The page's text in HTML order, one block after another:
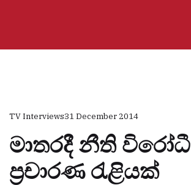
TV Interviews31 December 2014
මාතරදී නීති විරෝධී
ප්‍රචාරණ රැළියක්